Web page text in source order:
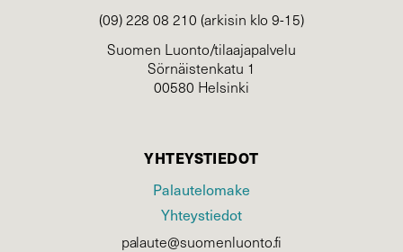
(09) 228 08 210 (arkisin klo 9-15)
Suomen Luonto/tilaajapalvelu
Sörnäistenkatu 1
00580 Helsinki
YHTEYSTIEDOT
Palautelomake
Yhteystiedot
palaute@suomenluonto.fi